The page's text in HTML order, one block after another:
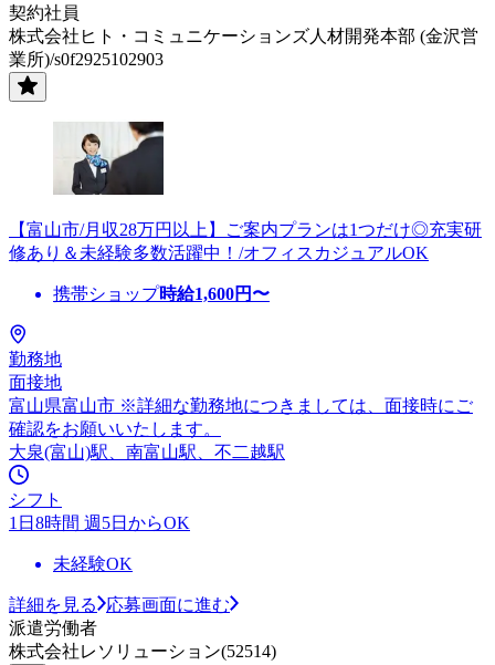
契約社員
株式会社ヒト・コミュニケーションズ人材開発本部 (金沢営
業所)/s0f2925102903
【富山市/月収28万円以上】ご案内プランは1つだけ◎充実研
修あり＆未経験多数活躍中！/オフィスカジュアルOK
携帯ショップ時給1,600円〜
勤務地
面接地
富山県富山市 ※詳細な勤務地につきましては、面接時にご
確認をお願いいたします。
大泉(富山)駅、南富山駅、不二越駅
シフト
1日8時間 週5日からOK
未経験OK
詳細を見る
応募画面に進む
派遣労働者
株式会社レソリューション(52514)